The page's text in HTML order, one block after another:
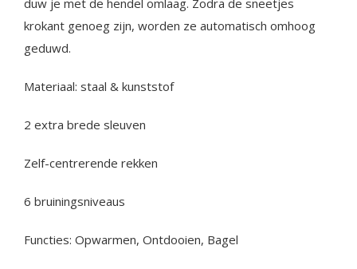
duw je met de hendel omlaag. Zodra de sneetjes
krokant genoeg zijn, worden ze automatisch omhoog
geduwd.
Materiaal: staal & kunststof
2 extra brede sleuven
Zelf-centrerende rekken
6 bruiningsniveaus
Functies: Opwarmen, Ontdooien, Bagel